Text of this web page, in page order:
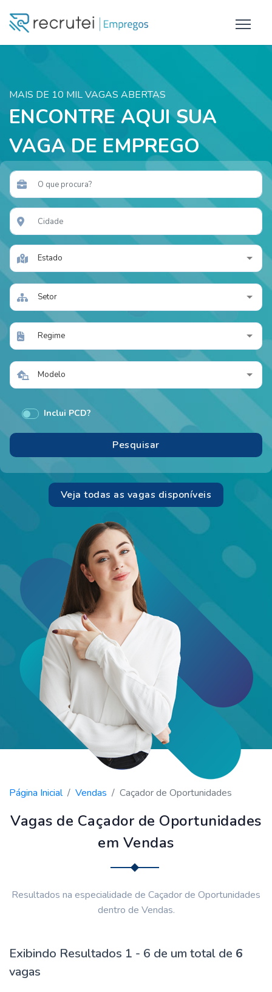
MAIS DE 10 MIL VAGAS ABERTAS
ENCONTRE AQUI SUA
VAGA DE EMPREGO
Estado
Setor
Regime
Modelo
Inclui PCD?
Veja todas as vagas disponíveis
Página Inicial Vendas Caçador de Oportunidades
Vagas de Caçador de Oportunidades
em Vendas
Resultados na especialidade de Caçador de Oportunidades
dentro de Vendas.
Exibindo Resultados 1 - 6 de um total de 6
vagas